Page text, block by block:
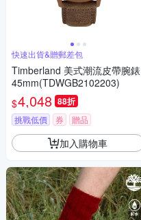
快速出貨&贈郵差包
Timberland 美式潮流皮帶腕錶
45mm(TDWGB2102203)
$4,048 88折
挑戰低價 券 贈品
加入購物車